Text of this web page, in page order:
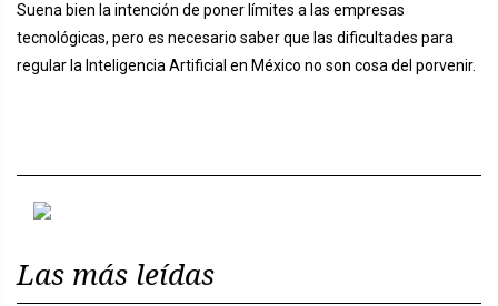
Suena bien la intención de poner límites a las empresas
tecnológicas, pero es necesario saber que las dificultades para
regular la Inteligencia Artificial en México no son cosa del porvenir.
Las más leídas